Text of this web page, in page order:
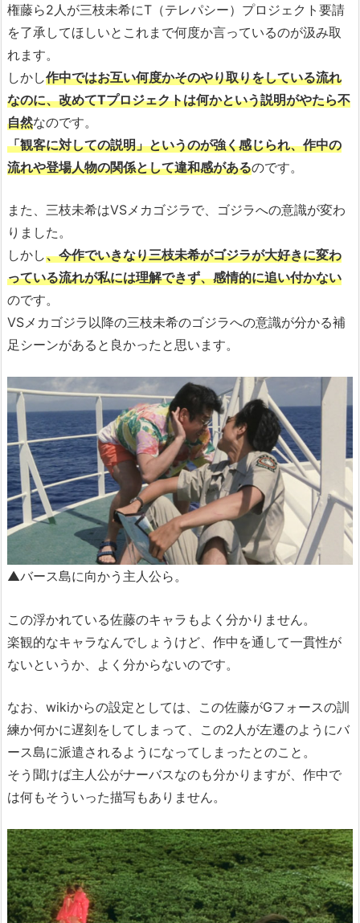
権藤ら2人が三枝未希にT（テレパシー）プロジェクト要請
を了承してほしいとこれまで何度か言っているのが汲み取
れます。
しかし作中ではお互い何度かそのやり取りをしている流れ
なのに、改めてTプロジェクトは何かという説明がやたら不
自然なのです。
「観客に対しての説明」というのが強く感じられ、作中の
流れや登場人物の関係として違和感があるのです。
また、三枝未希はVSメカゴジラで、ゴジラへの意識が変わ
りました。
しかし、今作でいきなり三枝未希がゴジラが大好きに変わ
っている流れが私には理解できず、感情的に追い付かない
のです。
VSメカゴジラ以降の三枝未希のゴジラへの意識が分かる補
足シーンがあると良かったと思います。
▲バース島に向かう主人公ら。
この浮かれている佐藤のキャラもよく分かりません。
楽観的なキャラなんでしょうけど、作中を通して一貫性が
ないというか、よく分からないのです。
なお、wikiからの設定としては、この佐藤がGフォースの訓
練か何かに遅刻をしてしまって、この2人が左遷のようにバ
ース島に派遣されるようになってしまったとのこと。
そう聞けば主人公がナーバスなのも分かりますが、作中で
は何もそういった描写もありません。